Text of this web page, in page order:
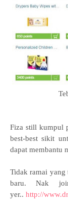
Fiza still kumpul
best-best sikit
dapat membantu
Tidak ramai yang
baru. Nak
yer.. http://